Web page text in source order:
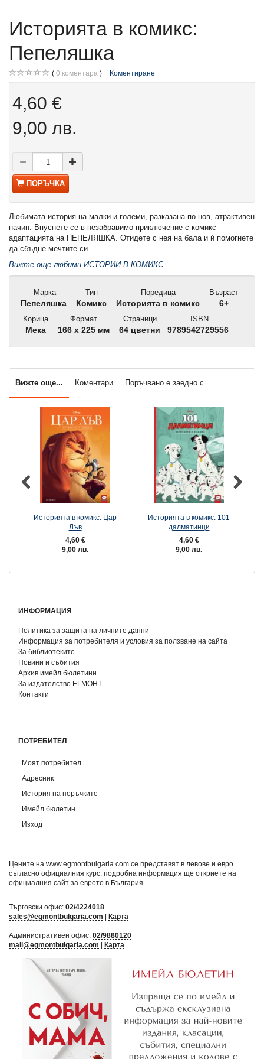
Историята в комикс:
Пепеляшка
0 коментара Коментиране
4,60 €
9,00 лв.
ПОРЪЧКА
Любимата история на малки и големи, разказана по нов, атрактивен
начин. Впуснете се в незабравимо приключение с комикс
адаптацията на ПЕПЕЛЯШКА. Отидете с нея на бала и ѝ помогнете
да сбъдне мечтите си.
Вижте още любими ИСТОРИИ В КОМИКС.
Марка
Пепеляшка
Тип
Комикс
Поредица
Историята в комикс
Възраст
6+
Корица
Мека
Формат
166 x 225 мм
Страници
64 цветни
ISBN
9789542729556
Вижте още... Коментари Поръчвано е заедно с
Историята в комикс: Цар
Лъв
4,60 €
9,00 лв.
Историята в комикс: 101
далматинци
4,60 €
9,00 лв.
ИНФОРМАЦИЯ
Политика за защита на личните данни
Информация за потребителя и условия за ползване на сайта
За библиотеките
Новини и събития
Архив имейл бюлетини
За издателство ЕГМОНТ
Контакти
ПОТРЕБИТЕЛ
Моят потребител
Адресник
История на поръчките
Имейл бюлетин
Изход
Цените на www.egmontbulgaria.com се представят в левове и евро
съгласно официалния курс; подробна информация ще откриете на
официалния сайт за еврото в България
Търговски офис: 02/4224018
sales@egmontbulgaria.com
Карта
Административен офис: 02/9880120
mail@egmontbulgaria.com
Карта